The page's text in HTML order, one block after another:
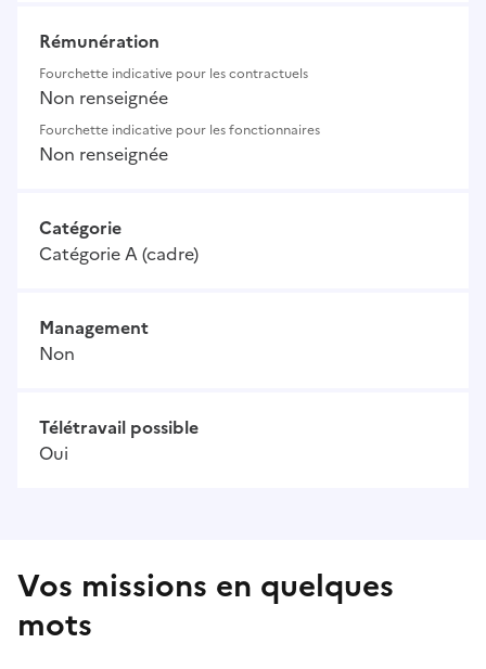
Rémunération
Fourchette indicative pour les contractuels
Non renseignée
Fourchette indicative pour les fonctionnaires
Non renseignée
Catégorie
Catégorie A (cadre)
Management
Non
Télétravail possible
Oui
Vos missions en quelques
mots